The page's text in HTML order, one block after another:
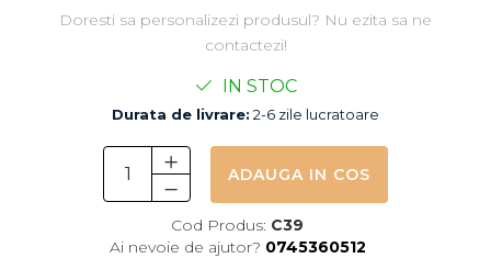
Doresti sa personalizezi produsul? Nu ezita sa ne
contactezi!
IN STOC
Durata de livrare: 2-6 zile lucratoare
ADAUGA IN COS
Cod Produs: C39
Ai nevoie de ajutor? 0745360512